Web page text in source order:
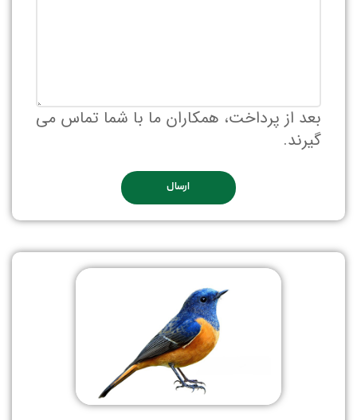
بعد از پرداخت، همکاران ما با شما تماس می
گیرند.